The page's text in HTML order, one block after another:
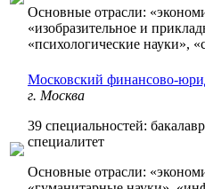
Основные отрасли:
«изобразительное и
«психологические науки»,
Московский финансово-
г. Москва
39 специальностей:
специалитет
Основные отрасли: